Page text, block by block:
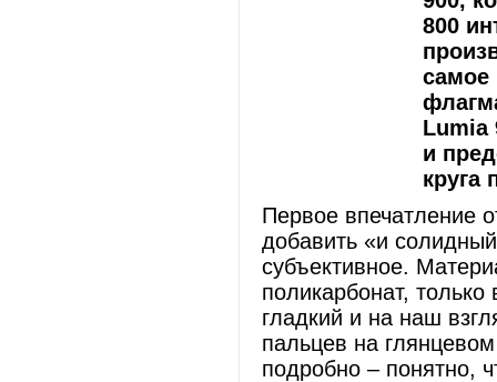
800
самое
Lumia
и
круга
Первое впечатление
добавить «и
субъективное.
поликарбонат,
гладкий и на наш
пальцев на
подробно – понятно,